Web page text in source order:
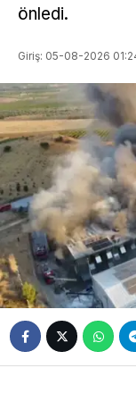
önledi.
Giriş: 05-08-2026